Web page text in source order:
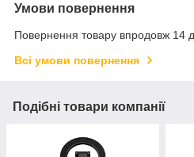
Умови повернення
Повернення товару впродовж 14
Всі умови повернення
Подібні товари компанії